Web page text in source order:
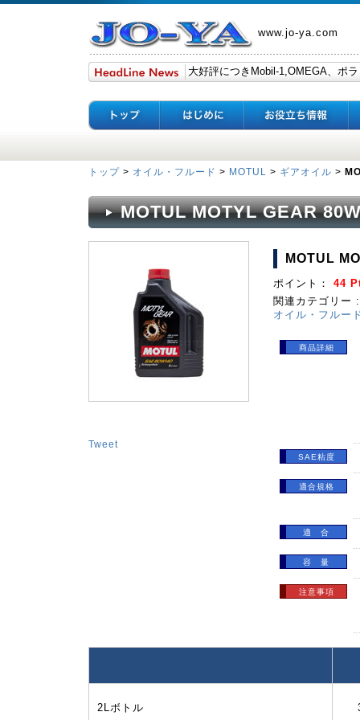
www.jo-ya.com
トップ > オイル・フルード > MOTUL > ギアオイル >
MOTUL MOTYL GEAR
Tweet
MOTUL
ポイント： 44
関連カテゴリー :
オイル・フルー
商品詳細
SAE粘度
適合規格
適 合
容 量
注意事項
2Lボトル